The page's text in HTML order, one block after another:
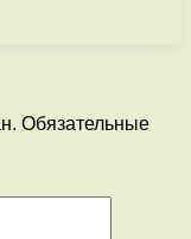
Обязательные